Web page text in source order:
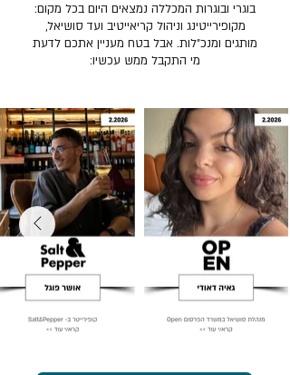
בוגרי ובוגרות המכללה נמצאים היום בכל מקום:
מקופירייטינג וניהול קריאייטיב ועד סושיאל,
מותגים ומנכ״לות. אבל בטח מעניין אתכם לדעת
מי התקבל ממש עכשיו: